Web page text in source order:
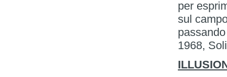
per
sul
1968,